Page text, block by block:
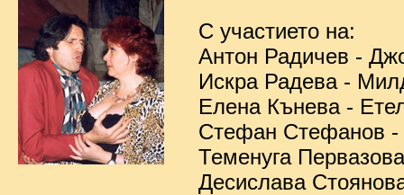
С участието на:
Антон Радичев -
Искра Радева -
Елена Кънева -
Стефан Стефанов
Теменуга
Десислава